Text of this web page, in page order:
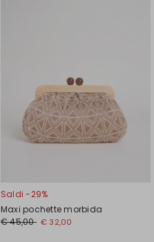
Saldi -29%
Maxi pochette morbida
€ 45,00 € 32,00